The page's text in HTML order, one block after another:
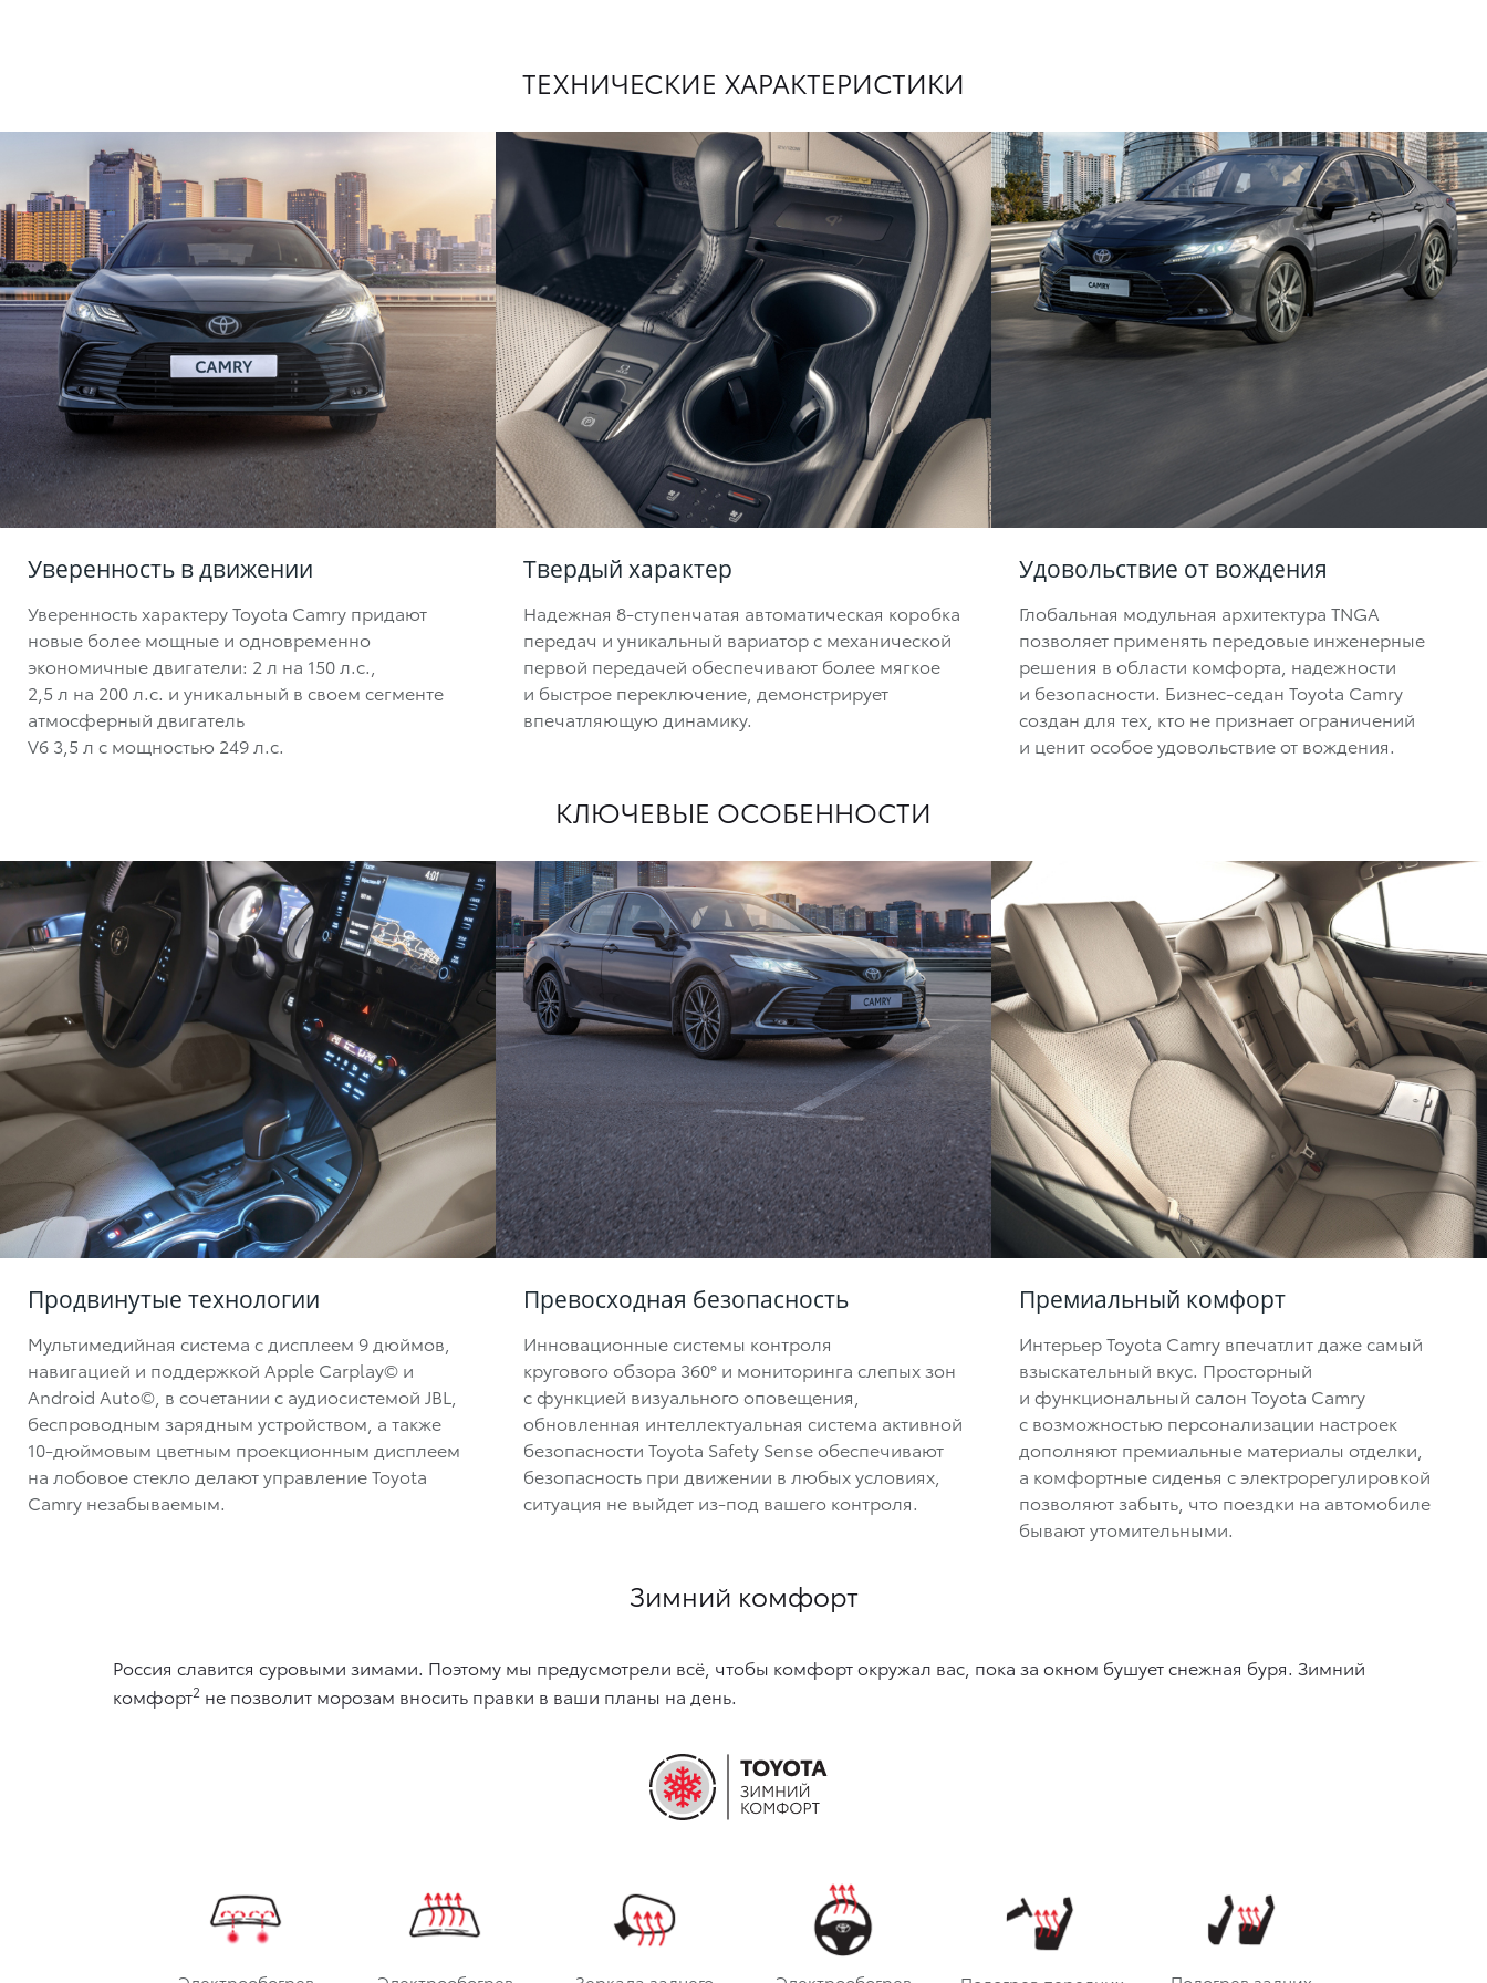
ТЕХНИЧЕСКИЕ ХАРАКТЕРИСТИКИ
Уверенность в движении
Уверенность характеру Toyota Camry придают
новые более мощные и одновременно
экономичные двигатели: 2 л на 150 л.с.,
2,5 л на 200 л.с. и уникальный в своем сегменте
атмосферный двигатель
V6 3,5 л с мощностью 249 л.с.
Твердый характер
Надежная 8-ступенчатая автоматическая коробка
передач и уникальный вариатор с механической
первой передачей обеспечивают более мягкое
и быстрое переключение, демонстрирует
впечатляющую динамику.
Удовольствие от вождения
Глобальная модульная архитектура TNGA
позволяет применять передовые инженерные
решения в области комфорта, надежности
и безопасности. Бизнес-седан Toyota Camry
создан для тех, кто не признает ограничений
и ценит особое удовольствие от вождения.
КЛЮЧЕВЫЕ ОСОБЕННОСТИ
Продвинутые технологии
Мультимедийная система c дисплеем 9 дюймов,
навигацией и поддержкой Apple Carplay© и
Android Auto©, в сочетании с аудиосистемой JBL,
беспроводным зарядным устройством, а также
10-дюймовым цветным проекционным дисплеем
на лобовое стекло делают управление Toyota
Camry незабываемым.
Превосходная безопасность
Инновационные системы контроля
кругового обзора 360° и мониторинга слепых зон
с функцией визуального оповещения,
обновленная интеллектуальная система активной
безопасности Toyota Safety Sense обеспечивают
безопасность при движении в любых условиях,
ситуация не выйдет из-под вашего контроля.
Премиальный комфорт
Интерьер Toyota Camry впечатлит даже самый
взыскательный вкус. Просторный
и функциональный салон Toyota Camry
с возможностью персонализации настроек
дополняют премиальные материалы отделки,
а комфортные сиденья с электрорегулировкой
позволяют забыть, что поездки на автомобиле
бывают утомительными.
Зимний комфорт
Россия славится суровыми зимами. Поэтому мы предусмотрели всё, чтобы комфорт окружал вас, пока за окном бушует снежная буря. Зимний
комфорт2 не позволит морозам вносить правки в ваши планы на день.